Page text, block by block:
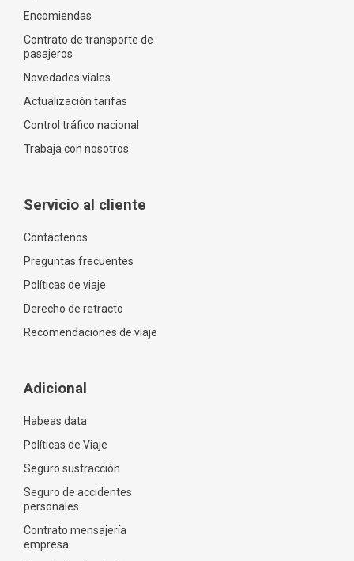
Encomiendas
Contrato de transporte de
pasajeros
Novedades viales
Actualización tarifas
Control tráfico nacional
Trabaja con nosotros
Servicio al cliente
Contáctenos
Preguntas frecuentes
Políticas de viaje
Derecho de retracto
Recomendaciones de viaje
Adicional
Habeas data
Políticas de Viaje
Seguro sustracción
Seguro de accidentes
personales
Contrato mensajería
empresa